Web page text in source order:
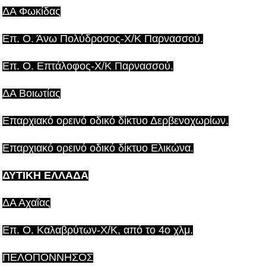
ΔΑ Φωκίδας
Επ. Ο. Άνω Πολύδροσος-Χ/Κ Παρνασσού.
Επ. Ο. Επτάλοφος-Χ/Κ Παρνασσού.
ΔΑ Βοιωτίας
Επαρχιακό ορεινό οδικό δίκτυο Δερβενοχωρίων.
Επαρχιακό ορεινό οδικό δίκτυο Ελικώνα.
ΔΥΤΙΚΗ ΕΛΛΑΔΑ
ΔΑ Αχαΐας
Επ. Ο. Καλαβρύτων-Χ/Κ, από το 4ο χλμ.
ΠΕΛΟΠΟΝΝΗΣΟΣ